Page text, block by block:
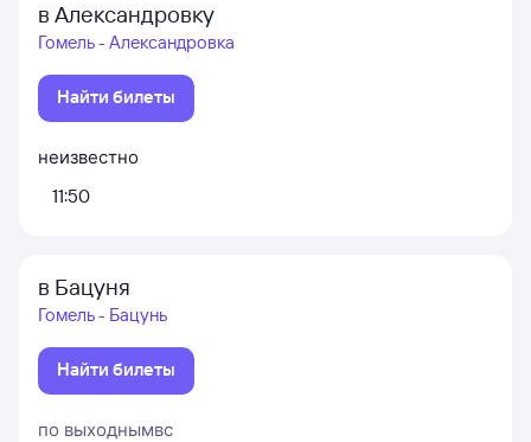
в Александровку
Гомель - Александровка
Найти билеты
неизвестно
11:50
в Бацуня
Гомель - Бацунь
Найти билеты
по выходнымвс